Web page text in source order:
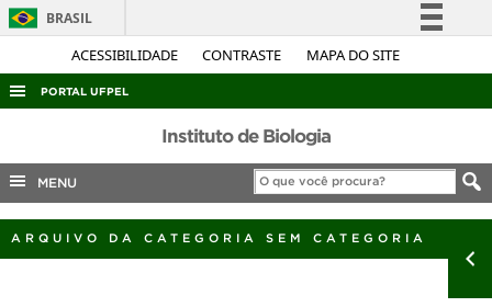
ACESSIBILIDADE CONTRASTE MAPA DO SITE
BRASIL
Simplifique!
Acesso à informação
Legislação
Canais
PORTAL UFPEL
ACESSO À INFORMAÇÃO
AUDITORIA
COBALTO
CONCURSOS
Instituto de Biologia
MENU
ARQUIVO DA CATEGORIA SEM CATEGORIA